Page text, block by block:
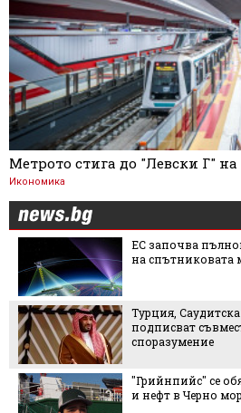
Метрото стига до "Левски Г" на
Икономика
ЕС започва
на спътниковата
Турция,
подписват
споразумение
"Грийнпийс" се
и нефт в Черно